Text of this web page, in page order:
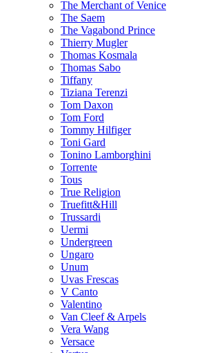
The Merchant of Venice
The Saem
The Vagabond Prince
Thierry Mugler
Thomas Kosmala
Thomas Sabo
Tiffany
Tiziana Terenzi
Tom Daxon
Tom Ford
Tommy Hilfiger
Toni Gard
Tonino Lamborghini
Torrente
Tous
True Religion
Truefitt&Hill
Trussardi
Uermi
Undergreen
Ungaro
Unum
Uvas Frescas
V Canto
Valentino
Van Cleef & Arpels
Vera Wang
Versace